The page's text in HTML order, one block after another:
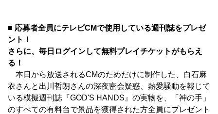
■ 応募者全員にテレビCMで使用している週刊誌をプレゼ
ント！
さらに、毎日ログインして無料プレイチケットがもらえ
る！
本日から放送されるCMのためだけに制作した、白石麻
衣さんと出川哲朗さんの深夜密会疑惑、熱愛騒動を報じて
いる模擬週刊誌『GOD'S HANDS』の実物を、「神の手」
のすべての有料台で景品を獲得された方全員にプレゼント